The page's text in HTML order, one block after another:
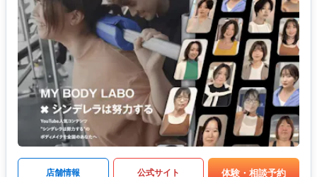
店舗情報 公式サイト 体験・相談予約